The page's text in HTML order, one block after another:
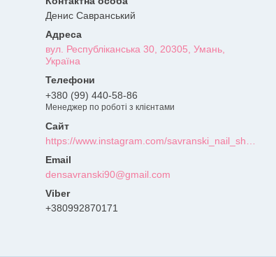
Денис Савранський
вул. Республіканська 30, 20305, Умань,
Україна
+380 (99) 440-58-86
Менеджер по роботі з клієнтами
densavranski90@gmail.com
+380992870171